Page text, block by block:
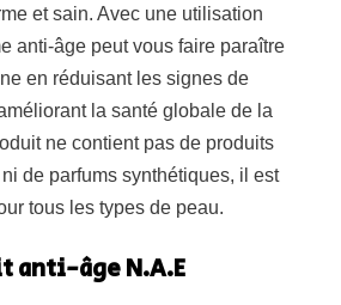
et sain. Avec une utilisation
anti-âge peut vous faire paraître
en réduisant les signes de
la santé globale de la
ne contient pas de produits
de parfums synthétiques, il est
tous les types de peau.
anti-âge N.A.E